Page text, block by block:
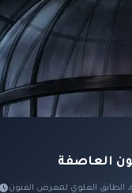
العاصفة
الطابق العلوي لمعرض الفنون